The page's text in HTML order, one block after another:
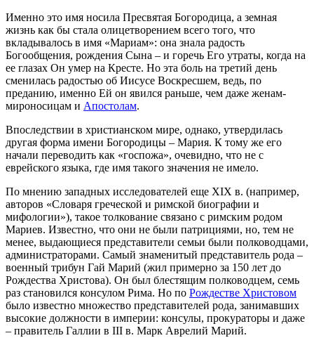
Именно это имя носила Пресвятая Богородица, а земная
жизнь как бы стала олицетворением всего того, что
вкладывалось в имя «Мариам»: она знала радость
Богообщения, рождения Сына – и горечь Его утраты, когда на
ее глазах Он умер на Кресте. Но эта боль на третий день
сменилась радостью об Иисусе Воскресшем, ведь, по
преданию, именно Ей он явился раньше, чем даже женам-
мироносицам и Апостолам.
Впоследствии в христианском мире, однако, утвердилась
другая форма имени Богородицы – Мария. К тому же его
начали переводить как «госпожа», очевидно, что не с
еврейского языка, где имя такого значения не имело.
По мнению западных исследователей еще XIX в. (например,
авторов «Словаря греческой и римской биографии и
мифологии»), такое толкование связано с римским родом
Мариев. Известно, что они не были патрициями, но, тем не
менее, выдающиеся представители семьи были полководцами,
администраторами. Самый знаменитый представитель рода –
военный трибун Гай Марий (жил примерно за 150 лет до
Рождества Христова). Он был блестящим полководцем, семь
раз становился консулом Рима. Но по Рождестве Христовом
было известно множество представителей рода, занимавших
высокие должности в империи: консулы, прокураторы и даже
– правитель Галлии в III в. Марк Аврелий Марий.